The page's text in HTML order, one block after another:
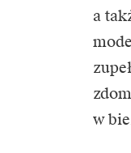
a
w